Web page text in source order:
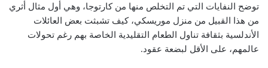
توضح النفايات التي تم التخلص منها من كارتوجا، وهي أول مثال أثري
من هذا القبيل من منزل موريسكي، كيف تشبثت بعض العائلات
الأندلسية بثقافة تناول الطعام التقليدية الخاصة بهم رغم تحولات
عالمهم، على الأقل لبضعة عقود.